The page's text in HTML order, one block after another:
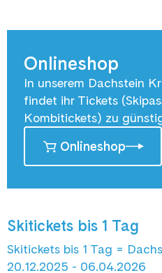
Onlineshop
In unserem Dachstein
findet ihr Tickets
Kombitickets) zu
Onlineshop
Skitickets bis 1 Tag
Skitickets bis 1 Tag =
20.12.2025 - 06.04.2026